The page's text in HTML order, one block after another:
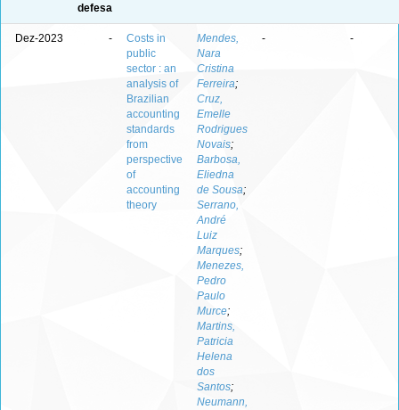
defesa
Dez-2023 -
Costs in
public
sector : an
analysis of
Brazilian
accounting
standards
from
perspective
of
accounting
theory
Mendes,
Nara
Cristina
Ferreira;
Cruz,
Emelle
Rodrigues
Novais;
Barbosa,
Eliedna
de Sousa;
Serrano,
André
Luiz
Marques;
Menezes,
Pedro
Paulo
Murce;
Martins,
Patricia
Helena
dos
Santos;
Neumann,
- -